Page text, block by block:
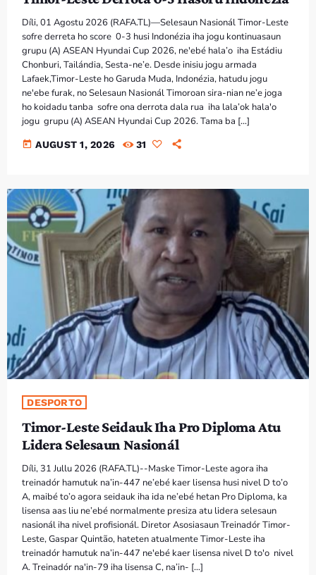
Díli, 01 Agostu 2026 (RAFA.TL)—Selesaun Nasionál Timor-Leste
sofre derreta ho score 0-3 husi Indonézia iha jogu kontinuasaun
grupu (A) ASEAN Hyundai Cup 2026, ne'ebé hala’o iha Estádiu
Chonburi, Tailándia, Sesta-ne’e. Desde inisiu jogu armada
Lafaek,Timor-Leste ho Garuda Muda, Indonézia, hatudu jogu
ne'ebe furak, no Selesaun Nasionál Timoroan sira-nian ne’e joga
ho koidadu tanba sofre ona derrota dala rua iha lala’ok hala'o
jogu grupu (A) ASEAN Hyundai Cup 2026. Tama ba […]
today AUGUST 1, 2026 31
DESPORTO
Timor-Leste Seidauk Iha Pro Diploma Atu
Lidera Selesaun Nasionál
Díli, 31 Jullu 2026 (RAFA.TL)--Maske Timor-Leste agora iha
treinadór hamutuk na’in-447 ne’ebé kaer lisensa husi nivel D to’o
A, maibé to’o agora seidauk iha ida ne’ebé hetan Pro Diploma, ka
lisensa aas liu ne’ebé normalmente presiza atu lidera selesaun
nasionál iha nivel profisionál. Diretor Asosiasaun Treinadór Timor-
Leste, Gaspar Quintão, hateten atualmente Timor-Leste iha
treinadór hamutuk na’in-447 ne'ebé kaer lisensa nivel D to'o nivel
A. Treinadór na'in-79 iha lisensa C, na’in- […]